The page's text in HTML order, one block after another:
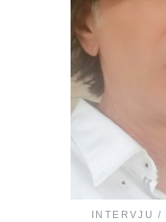
INTERVJU